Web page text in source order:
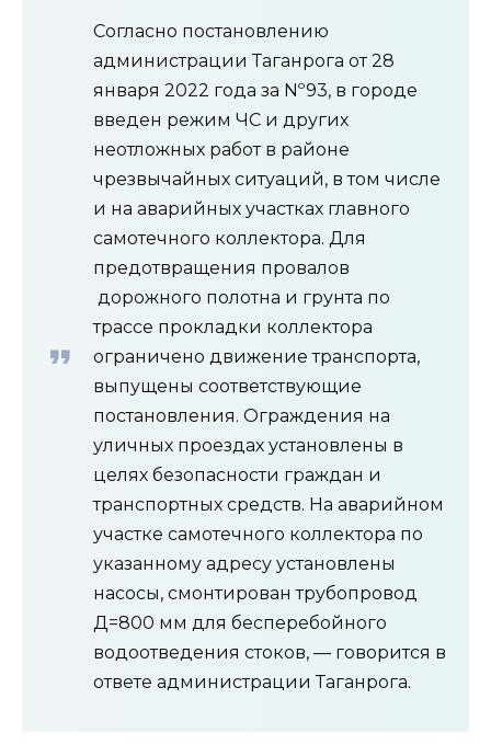
Согласно постановлению
администрации Таганрога от 28
января 2022 года за Nº93, в городе
введен режим ЧС и других
неотложных работ в районе
чрезвычайных ситуаций, в том числе
и на аварийных участках главного
самотечного коллектора. Для
предотвращения провалов
дорожного полотна и грунта по
трассе прокладки коллектора
ограничено движение транспорта,
выпущены соответствующие
постановления. Ограждения на
уличных проездах установлены в
целях безопасности граждан и
транспортных средств. На аварийном
участке самотечного коллектора по
указанному адресу установлены
насосы, смонтирован трубопровод
Д=800 мм для бесперебойного
водоотведения стоков, — говорится в
ответе администрации Таганрога.